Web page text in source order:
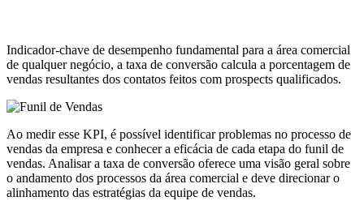
Indicador-chave de desempenho fundamental para a área comercial
de qualquer negócio, a taxa de conversão calcula a porcentagem de
vendas resultantes dos contatos feitos com prospects qualificados.
Ao medir esse KPI, é possível identificar problemas no processo de
vendas da empresa e conhecer a eficácia de cada etapa do funil de
vendas. Analisar a taxa de conversão oferece uma visão geral sobre
o andamento dos processos da área comercial e deve direcionar o
alinhamento das estratégias da equipe de vendas.